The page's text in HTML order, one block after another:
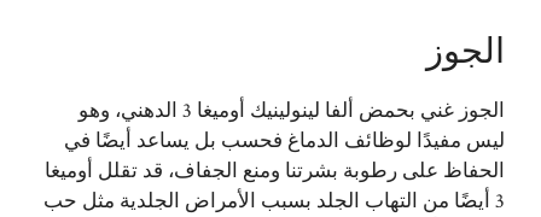
الجوز
الجوز غني بحمض ألفا لينولينيك أوميغا 3 الدهني، وهو
ليس مفيدًا لوظائف الدماغ فحسب بل يساعد أيضًا في
الحفاظ على رطوبة بشرتنا ومنع الجفاف، قد تقلل أوميغا
3 أيضًا من التهاب الجلد بسبب الأمراض الجلدية مثل حب